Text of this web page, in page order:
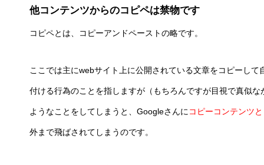
他コンテンツからのコピペは禁物です
コピペとは、コピーアンドペーストの略です。
ここでは主にwebサイト上に公開されている文章をコピーし
付ける行為のことを指しますが（もちろんですが目視で真似
ようなことをしてしまうと、Googleさんに コピーコンテンツ
外まで飛ばされてしまうのです。